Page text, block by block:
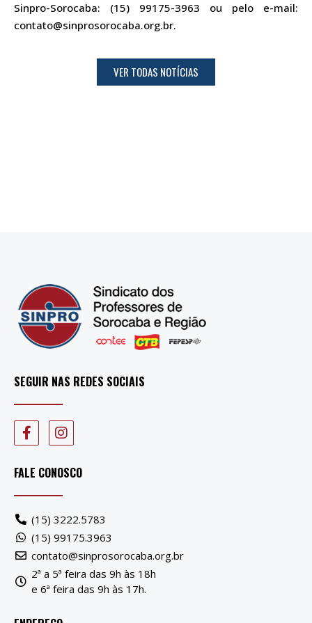
Sinpro-Sorocaba: (15) 99175-3963 ou pelo e-mail:
contato@sinprosorocaba.org.br.
VER TODAS NOTÍCIAS
SEGUIR NAS REDES SOCIAIS
FALE CONOSCO
(15) 3222.5783
(15) 99175.3963
contato@sinprosorocaba.org.br
2ª a 5ª feira das 9h às 18h
e 6ª feira das 9h às 17h.